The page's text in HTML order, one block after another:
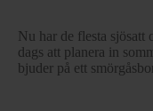
Nu har de flesta sjösatt
dags att planera in
bjuder på ett